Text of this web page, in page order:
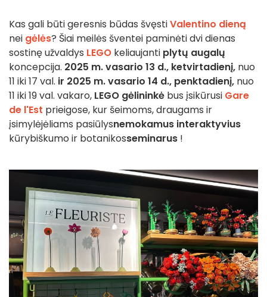
Kas gali būti geresnis būdas švęstiValentino dieną
nei gėlės? Šiai meilės šventei paminėti dvi dienas
sostinę užvaldys LEGO keliaujanti plytų augalų
koncepcija. 2025 m. vasario 13 d., ketvirtadienį, nuo
11 iki 17 val. ir 2025 m. vasario 14 d., penktadienį, nuo
11 iki 19 val. vakaro, LEGO gėlininkė bus įsikūrusi Gare
de l'Est prieigose, kur šeimoms, draugams ir
įsimylėjėliams pasiūlysnemokamus interaktyvius
kūrybiškumo ir botanikosseminarus !